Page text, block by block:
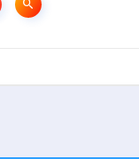
资源存档